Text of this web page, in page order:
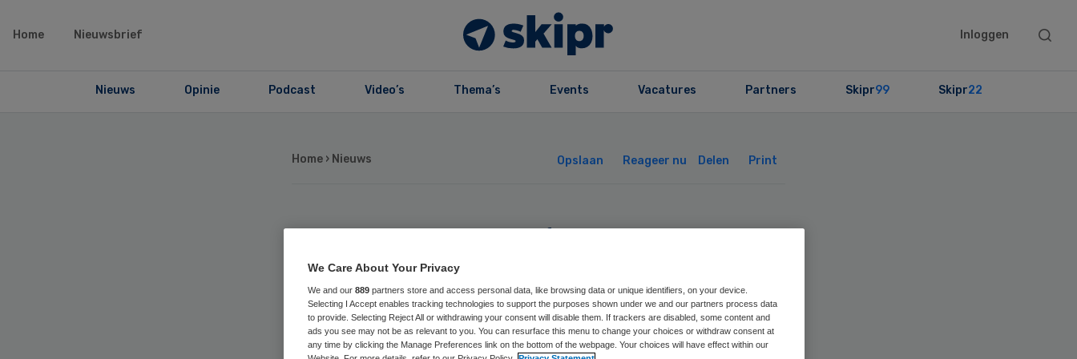
Home Nieuwsbrief Inloggen
Search
Nieuws Opinie Podcast Video’s Thema’s Events Vacatures Partners Skipr99 Skipr22
Home › Nieuws Opslaan Reageer nu Delen Print
RvS ontraadt
abortuspil bij
huisartsen
We Care About Your Privacy
We and our 889 partners store and access personal data, like browsing data or unique identifiers, on your device.
Selecting I Accept enables tracking technologies to support the purposes shown under we and our partners process data
to provide. Selecting Reject All or withdrawing your consent will disable them. If trackers are disabled, some content and
ads you see may not be as relevant to you. You can resurface this menu to change your choices or withdraw consent at
any time by clicking the Manage Preferences link on the bottom of the webpage. Your choices will have effect within our